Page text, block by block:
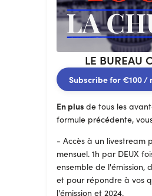
LE BUREAU
Subscribe for€100/
En plus de tous les
formule précédente,
- Accès à un livestream
mensuel. 1h par DEUX
ensemble de l'émission,
et pour répondre à vos
l'émission et 2024.